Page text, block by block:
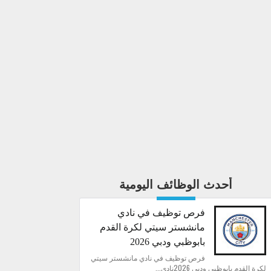
أحدث الوظائف اليومية
فرص توظيف في نادي
مانشستر سيتي لكرة القدم
بابوظبي ودبي 2026
فرص توظيف في نادي مانشستر سيتي
لكرة القدم بابوظبي ودبي 2026نادي...